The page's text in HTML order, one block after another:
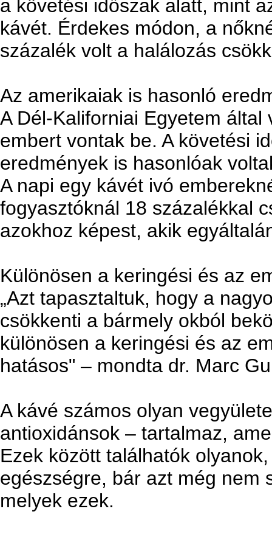
a követési időszak alatt, mint
kávét. Érdekes módon, a
százalék volt a halálozás
Az amerikaiak is hasonló
A Dél-Kaliforniai Egyetem
embert vontak be. A követési
eredmények is hasonlóak
A napi egy kávét ivó
fogyasztóknál 18 százalékkal
azokhoz képest, akik
Különösen a keringési és az
„Azt tapasztaltuk, hogy a
csökkenti a bármely okból
különösen a keringési és az
hatásos" – mondta dr. Marc
A kávé számos olyan
antioxidánsok – tartalmaz,
Ezek között találhatók
egészségre, bár azt még nem
melyek ezek.